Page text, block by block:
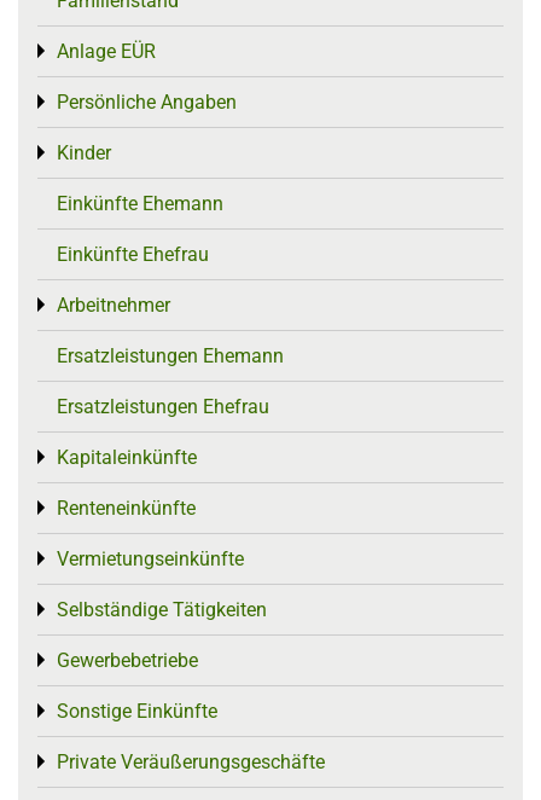
Anlage EÜR
Toggle menu
Persönliche Angaben
Toggle menu
Kinder
Toggle menu
Einkünfte Ehemann
Einkünfte Ehefrau
Arbeitnehmer
Toggle menu
Ersatzleistungen Ehemann
Ersatzleistungen Ehefrau
Kapitaleinkünfte
Toggle menu
Renteneinkünfte
Toggle menu
Vermietungseinkünfte
Toggle menu
Selbständige Tätigkeiten
Toggle menu
Gewerbebetriebe
Toggle menu
Sonstige Einkünfte
Toggle menu
Private Veräußerungsgeschäfte
Toggle menu